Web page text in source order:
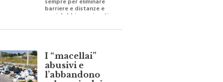
barriere e distanze e
oggi dobbiamo ripartire
I “macellai”
abusivi e
l’abbandono
selvaggio dei